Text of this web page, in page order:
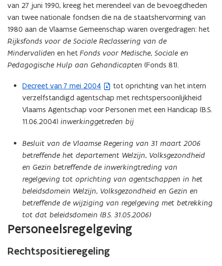
van 27 juni 1990, kreeg het merendeel van de bevoegdheden
van twee nationale fondsen die na de staatshervorming van
1980 aan de Vlaamse Gemeenschap waren overgedragen: het
Rijksfonds voor de Sociale Reclassering van de
Mindervaliden en het Fonds voor Medische, Sociale en
Pedagogische Hulp aan Gehandicapten (Fonds 81).
Decreet van 7 mei 2004
(
b
e
s
a
n
d
o
p
e
n
t
n
tot oprichting van het intern
verzelfstandigd agentschap met rechtspersoonlijkheid
Vlaams Agentschap voor Personen met een Handicap (B.S.
11.06.2004) inwerkinggetreden bij
Besluit van de Vlaamse Regering van 31 maart 2006
betreffende het departement Welzijn, Volksgezondheid
en Gezin betreffende de inwerkingtreding van
regelgeving tot oprichting van agentschappen in het
beleidsdomein Welzijn, Volksgezondheid en Gezin en
betreffende de wijziging van regelgeving met betrekking
tot dat beleidsdomein (B.S. 31.05.2006)
Personeelsregelgeving
Rechtspositieregeling